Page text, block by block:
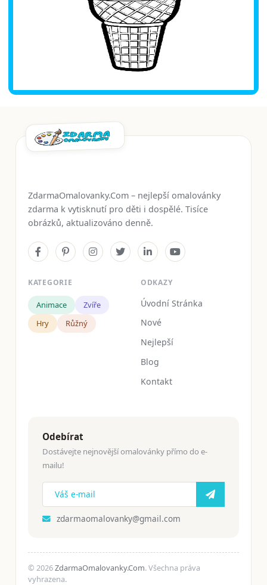
ZdarmaOmalovanky.Com – nejlepší omalovánky
zdarma k vytisknutí pro děti i dospělé. Tisíce
obrázků, aktualizováno denně.
KATEGORIE
Animace
Zvíře
Hry
Růžný
ODKAZY
Úvodní Stránka
Nové
Nejlepší
Blog
Kontakt
Odebírat
Dostávejte nejnovější omalovánky přímo do e-
mailu!
zdarmaomalovanky@gmail.com
© 2026ZdarmaOmalovanky.Com. Všechna práva
vyhrazena.